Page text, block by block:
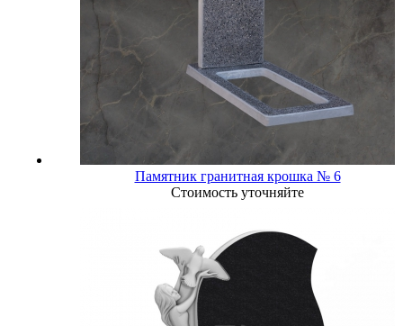
Памятник гранитная крошка № 6
Стоимость уточняйте